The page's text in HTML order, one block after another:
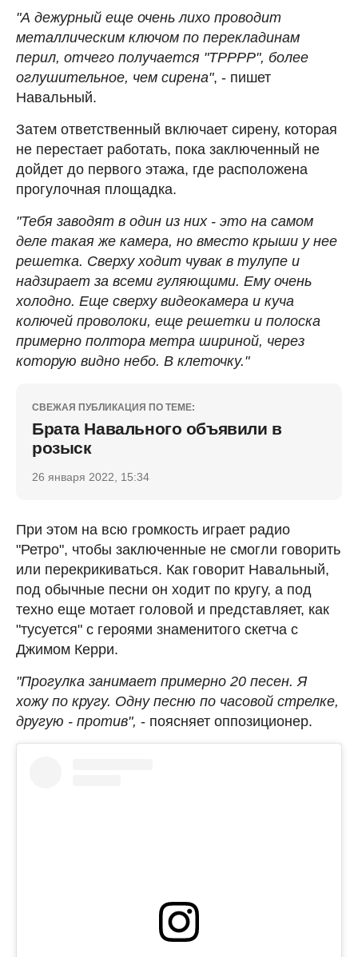
"А дежурный еще очень лихо проводит
металлическим ключом по перекладинам
перил, отчего получается "ТРРРР", более
оглушительное, чем сирена", - пишет
Навальный.
Затем ответственный включает сирену, которая
не перестает работать, пока заключенный не
дойдет до первого этажа, где расположена
прогулочная площадка.
"Тебя заводят в один из них - это на самом
деле такая же камера, но вместо крыши у нее
решетка. Сверху ходит чувак в тулупе и
надзирает за всеми гуляющими. Ему очень
холодно. Еще сверху видеокамера и куча
колючей проволоки, еще решетки и полоска
примерно полтора метра шириной, через
которую видно небо. В клеточку."
СВЕЖАЯ ПУБЛИКАЦИЯ ПО ТЕМЕ:
Брата Навального объявили в
розыск
26 января 2022, 15:34
При этом на всю громкость играет радио
"Ретро", чтобы заключенные не смогли говорить
или перекрикиваться. Как говорит Навальный,
под обычные песни он ходит по кругу, а под
техно еще мотает головой и представляет, как
"тусуется" с героями знаменитого скетча с
Джимом Керри.
"Прогулка занимает примерно 20 песен. Я
хожу по кругу. Одну песню по часовой стрелке,
другую - против", - поясняет оппозиционер.